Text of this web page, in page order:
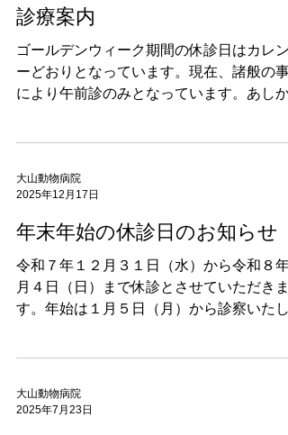
診療案内
ゴールデンウィーク期間の休診日はカレン
ーどおりとなっています。現在、諸般の事
により午前診のみとなっています。あしか
大山動物病院
2025年12月17日
年末年始の休診日のお知らせ
令和７年１２月３１日（水）から令和８年
月４日（日）まで休診とさせていただきま
す。年始は１月５日（月）から診察いたし
大山動物病院
2025年7月23日